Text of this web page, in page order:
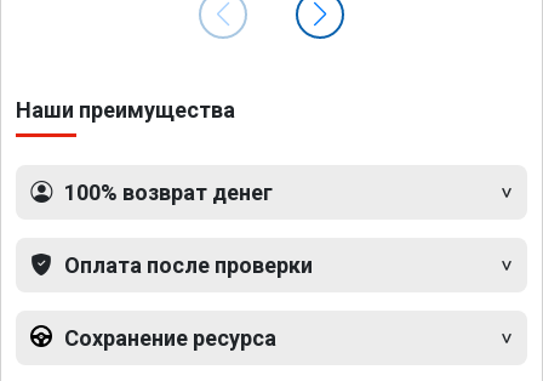
Наши преимущества
100% возврат денег
Оплата после проверки
Сохранение ресурса